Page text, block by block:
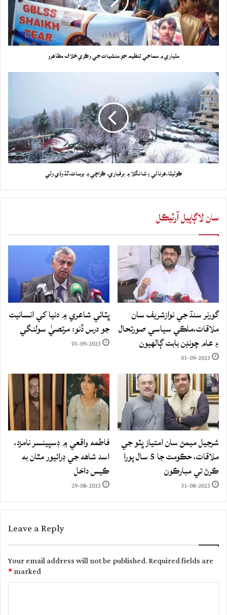
مٽياري ۾ سماجي تنظيم جو منشيات جي وڪري خلاف مظاهرو
ڪوئيٽا،هرنائي ۽ شانگلا ۾ برفباري، ڪراچي ۾ برسات،ٿڌ وڌي وئي
سان لاڳاپيل آرٽيڪل
گورنر سنڌ جي نوازشريف سان
ملاقات،ملڪي سياسي صورتحال
۽ عام چونڊن بابت ڳالهيون
01-09-2023
ڀٽائي شاعري ۾ دنيا کي انسانيت
جو درس ڏنو: مرتصيٰ سولنگي
01-09-2023
شرجيل ميمڻ سان امتياز ڀٽو جي
ملاقات، حڪومت جا 5 سال پورا
ڪرڻ تي مبارڪون
31-08-2023
فاطمه واقعي ۾ ڊسپينسر نامزد،
اسد شاهه جي ڊرائيور مٿان به
ڪيس داخل
29-08-2023
Leave a Reply
Your email address will not be published.Required fields are
marked
*